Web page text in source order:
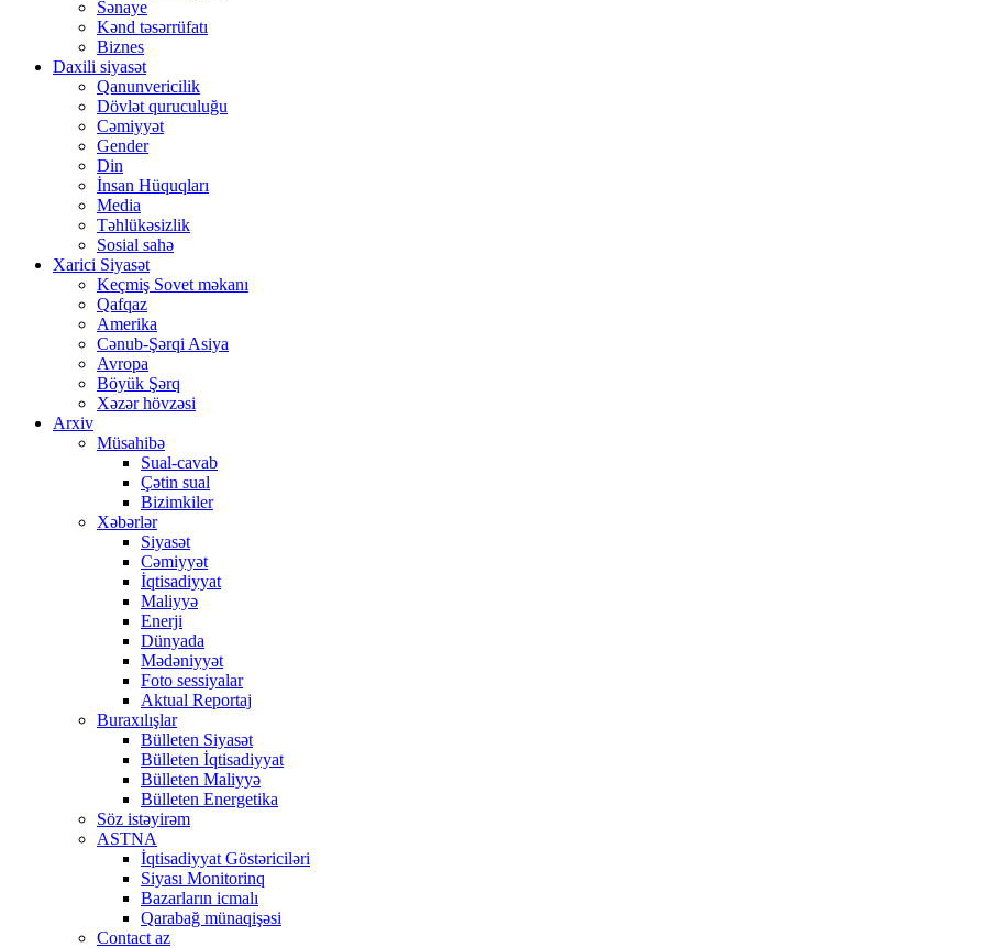
Sənaye
Kənd təsərrüfatı
Biznes
Daxili siyasət
Qanunvericilik
Dövlət quruculuğu
Cəmiyyət
Gender
Din
İnsan Hüquqları
Media
Təhlükəsizlik
Sosial sahə
Xarici Siyasət
Keçmiş Sovet məkanı
Qafqaz
Amerika
Cənub-Şərqi Asiya
Avropa
Böyük Şərq
Xəzər hövzəsi
Arxiv
Müsahibə
Sual-cavab
Çətin sual
Bizimkiler
Xəbərlər
Siyasət
Cəmiyyət
İqtisadiyyat
Maliyyə
Enerji
Dünyada
Mədəniyyət
Foto sessiyalar
Aktual Reportaj
Buraxılışlar
Bülleten Siyasət
Bülleten İqtisadiyyat
Bülleten Maliyyə
Bülleten Energetika
Söz istəyirəm
ASTNA
İqtisadiyyat Göstəriciləri
Siyası Monitorinq
Bazarların icmalı
Qarabağ münaqişəsi
Contact az